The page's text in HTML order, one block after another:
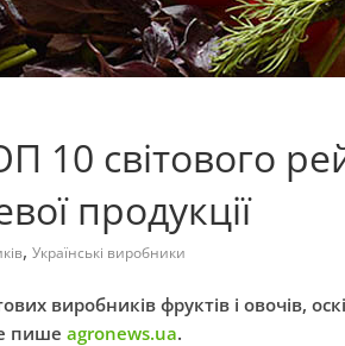
10 світового
продукції
, Українські виробники
виробників фруктів і овочів,
пише agronews.ua.